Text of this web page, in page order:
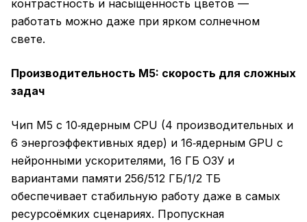
контрастность и насыщенность цветов —
работать можно даже при ярком солнечном
свете.
Производительность M5: скорость для сложных
задач
Чип M5 с 10‑ядерным CPU (4 производительных и
6 энергоэффективных ядер) и 16‑ядерным GPU с
нейронными ускорителями, 16 ГБ ОЗУ и
вариантами памяти 256/512 ГБ/1/2 ТБ
обеспечивает стабильную работу даже в самых
ресурсоёмких сценариях. Пропускная